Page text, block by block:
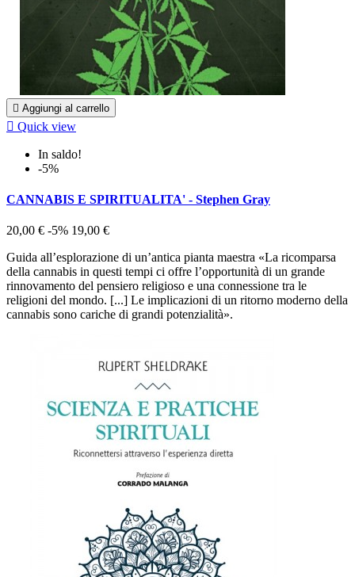
 Aggiungi al carrello
 Quick view
In saldo!
-5%
CANNABIS E SPIRITUALITA' - Stephen Gray
20,00 € -5% 19,00 €
Guida all’esplorazione di un’antica pianta maestra «La ricomparsa
della cannabis in questi tempi ci offre l’opportunità di un grande
rinnovamento del pensiero religioso e una connessione tra le
religioni del mondo. [...] Le implicazioni di un ritorno moderno della
cannabis sono cariche di grandi potenzialità».